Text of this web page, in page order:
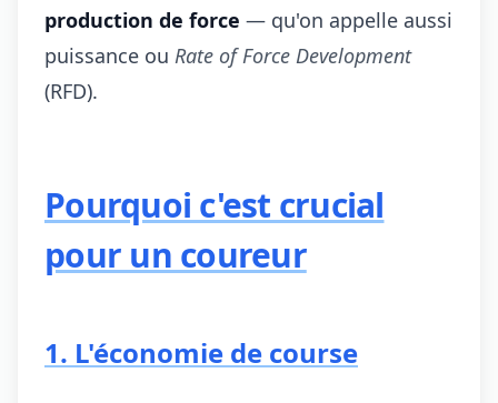
production de force — qu'on appelle aussi
puissance ou Rate of Force Development
(RFD).
Pourquoi c'est crucial
pour un coureur
1. L'économie de course